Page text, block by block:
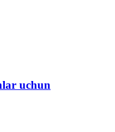
uchun